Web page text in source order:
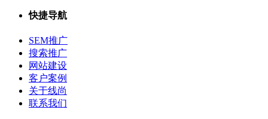
快捷导航
SEM推广
搜索推广
网站建设
客户案例
关于线尚
联系我们